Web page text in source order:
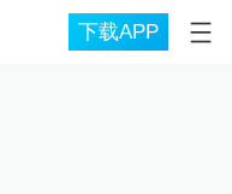
下载APP